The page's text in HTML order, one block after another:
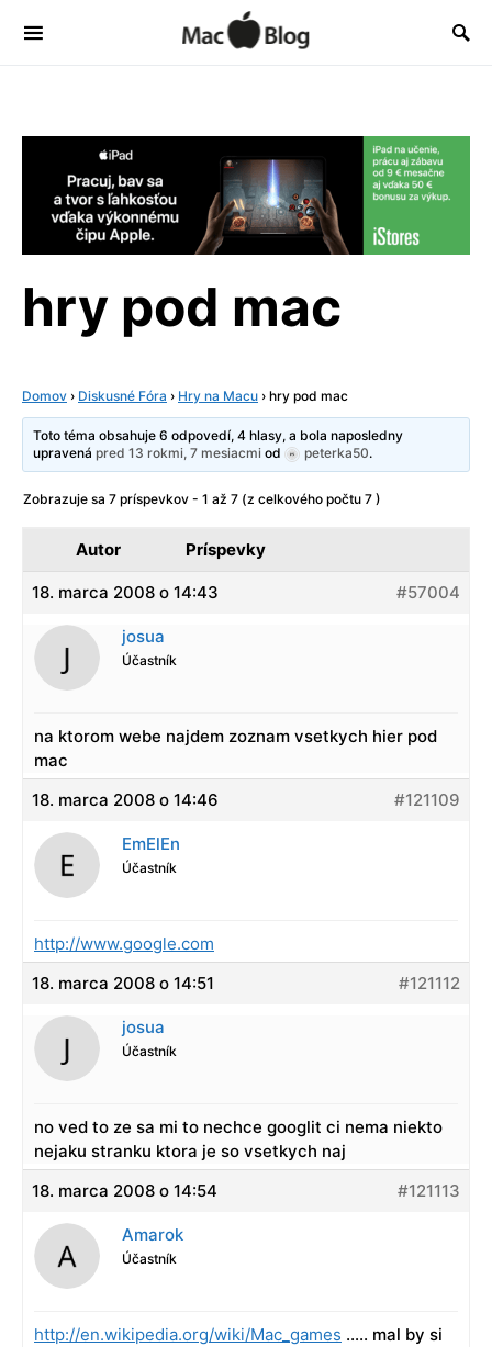
hry pod mac
Domov › Diskusné Fóra › Hry na Macu › hry pod mac
Toto téma obsahuje 6 odpovedí, 4 hlasy, a bola naposledny
upravenápred 13 rokmi, 7 mesiacmi od peterka50.
Zobrazuje sa 7 príspevkov - 1 až 7 (z celkového počtu 7 )
Autor Príspevky
18. marca 2008 o 14:43 #57004
josua
Účastník
na ktorom webe najdem zoznam vsetkych hier pod
mac
18. marca 2008 o 14:46
#121109
EmElEn
Účastník
http://www.google.com
18. marca 2008 o 14:51
#121112
josua
Účastník
no ved to ze sa mi to nechce googlit ci nema niekto
nejaku stranku ktora je so vsetkych naj
18. marca 2008 o 14:54
#121113
Amarok
Účastník
http://en.wikipedia.org/wiki/Mac_games ….. mal by si